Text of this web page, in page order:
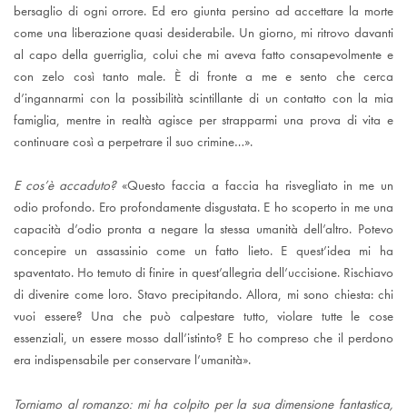
bersaglio di ogni orrore. Ed ero giunta persino ad accettare la morte
come una liberazione quasi desiderabile. Un giorno, mi ritrovo davanti
al capo della guerriglia, colui che mi aveva fatto consapevolmente e
con zelo così tanto male. È di fronte a me e sento che cerca
d’ingannarmi con la possibilità scintillante di un contatto con la mia
famiglia, mentre in realtà agisce per strapparmi una prova di vita e
continuare così a perpetrare il suo crimine…».
E cos’è accaduto?«Questo faccia a faccia ha risvegliato in me un
odio profondo. Ero profondamente disgustata. E ho scoperto in me una
capacità d’odio pronta a negare la stessa umanità dell’altro. Potevo
concepire un assassinio come un fatto lieto. E quest’idea mi ha
spaventato. Ho temuto di finire in quest’allegria dell’uccisione. Rischiavo
di divenire come loro. Stavo precipitando. Allora, mi sono chiesta: chi
vuoi essere? Una che può calpestare tutto, violare tutte le cose
essenziali, un essere mosso dall’istinto? E ho compreso che il perdono
era indispensabile per conservare l’umanità».
Torniamo al romanzo: mi ha colpito per la sua dimensione fantastica,